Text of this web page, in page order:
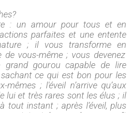
: un amour pour tous et en
parfaites et une entente
; il vous transforme en
de vous-même ; vous devenez
grand gourou capable de lire
ce qui est bon pour les
mêmes ; l'éveil n’arrive qu’aux
lui et très rares sont les élus ; il
tout instant ; après l’éveil, plus